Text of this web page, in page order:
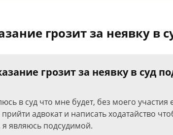
грозит за неявку в
грозит за неявку в суд
в суд что мне будет, без моего участия
адвокат и написать ходатайство
я являюсь подсудимой.